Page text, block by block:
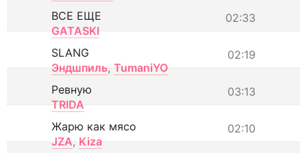
02:33
ВСЕ ЕЩЕ
GATASKI
02:19
SLANG
Эндшпиль, TumaniYO
03:13
Ревную
TRIDA
02:10
Жарю как мясо
JZA, Kiza